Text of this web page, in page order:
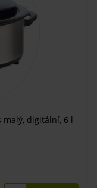
malý, digitální, 6 l